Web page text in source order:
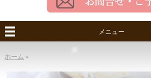
メニュー
ホーム »